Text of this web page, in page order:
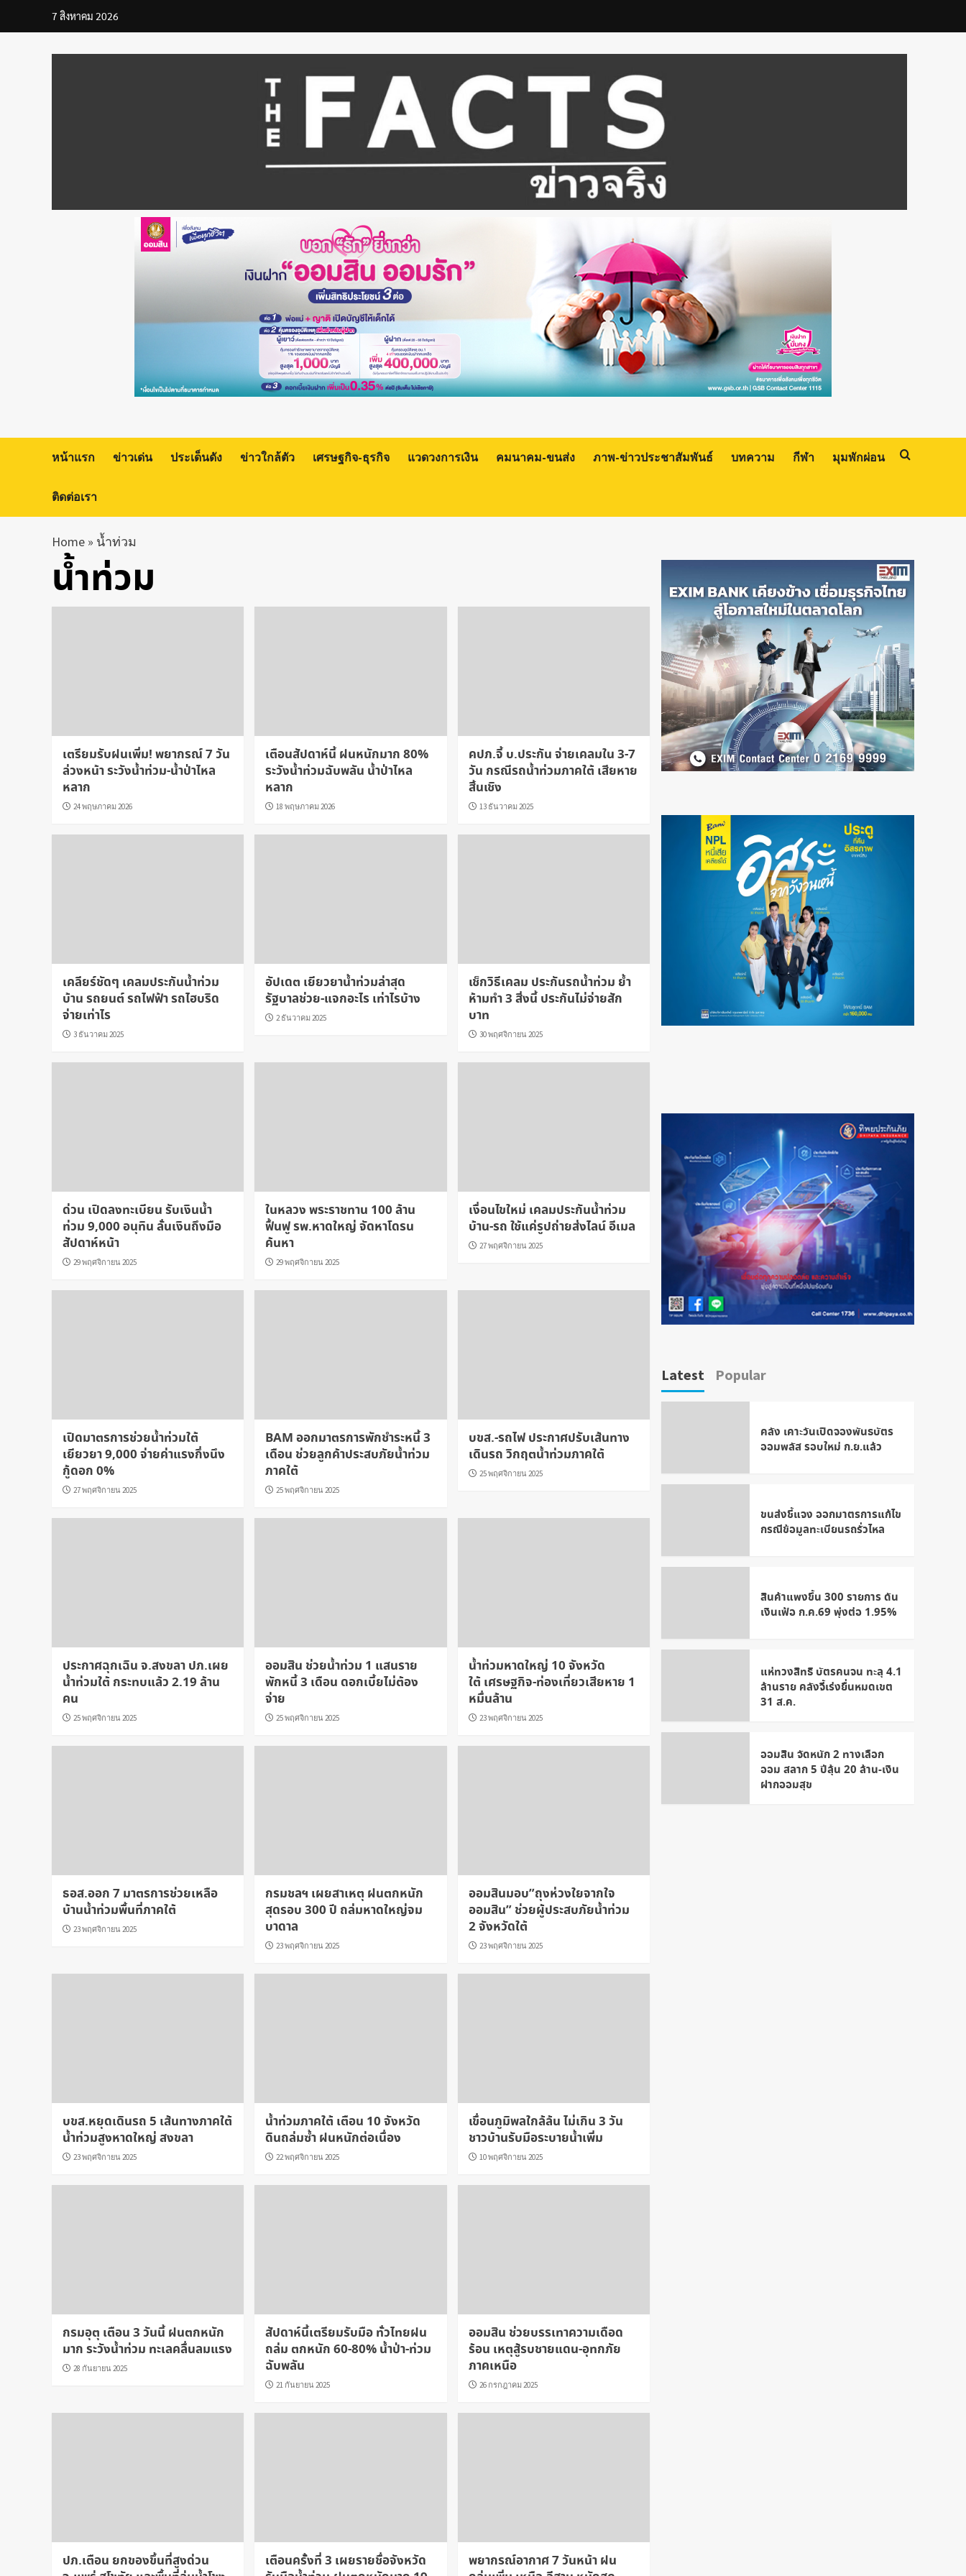
to
7 สิงหาคม 2026
หน้าแรก ข่าวเด่น ประเด็นดัง ข่าวใกล้ตัว เศรษฐกิจ-ธุรกิจ แวดวงการเงิน คมนาคม-ขนส่ง ภาพ-ข่าวประชาสัมพันธ์ บทความ กีฬา มุมพักผ่อน
ติดต่อเรา
Home » น้ำท่วม
น้ำท่วม
เตรียมรับฝนเพิ่ม! พยากรณ์ 7 วัน
ล่วงหน้า ระวังน้ำท่วม-น้ำป่าไหล
หลาก
24 พฤษภาคม 2026
เตือนสัปดาห์นี้ ฝนหนักมาก 80%
ระวังน้ำท่วมฉับพลัน น้ำป่าไหล
หลาก
18 พฤษภาคม 2026
คปภ.จี้ บ.ประกัน จ่ายเคลมใน 3-7
วัน กรณีรถน้ำท่วมภาคใต้ เสียหาย
สิ้นเชิง
13 ธันวาคม 2025
เคลียร์ชัดๆ เคลมประกันน้ำท่วม
บ้าน รถยนต์ รถไฟฟ้า รถไฮบริด
จ่ายเท่าไร
3 ธันวาคม 2025
อัปเดต เยียวยาน้ำท่วมล่าสุด
รัฐบาลช่วย-แจกอะไร เท่าไรบ้าง
2 ธันวาคม 2025
เช็กวิธีเคลม ประกันรถน้ำท่วม ย้ำ
ห้ามทำ 3 สิ่งนี้ ประกันไม่จ่ายสัก
บาท
30 พฤศจิกายน 2025
ด่วน เปิดลงทะเบียน รับเงินน้ำ
ท่วม 9,000 อนุทิน ลั่นเงินถึงมือ
สัปดาห์หน้า
29 พฤศจิกายน 2025
ในหลวง พระราชทาน 100 ล้าน
ฟื้นฟู รพ.หาดใหญ่ จัดหาโดรน
ค้นหา
29 พฤศจิกายน 2025
เงื่อนไขใหม่ เคลมประกันน้ำท่วม
บ้าน-รถ ใช้แค่รูปถ่ายส่งไลน์ อีเมล
27 พฤศจิกายน 2025
เปิดมาตรการช่วยน้ำท่วมใต้
เยียวยา 9,000 จ่ายค่าแรงกึ่งนึง
กู้ดอก 0%
27 พฤศจิกายน 2025
BAM ออกมาตรการพักชำระหนี้ 3
เดือน ช่วยลูกค้าประสบภัยน้ำท่วม
ภาคใต้
25 พฤศจิกายน 2025
บขส.-รถไฟ ประกาศปรับเส้นทาง
เดินรถ วิกฤตน้ำท่วมภาคใต้
25 พฤศจิกายน 2025
ประกาศฉุกเฉิน จ.สงขลา ปภ.เผย
น้ำท่วมใต้ กระทบแล้ว 2.19 ล้าน
คน
25 พฤศจิกายน 2025
ออมสิน ช่วยน้ำท่วม 1 แสนราย
พักหนี้ 3 เดือน ดอกเบี้ยไม่ต้อง
จ่าย
25 พฤศจิกายน 2025
น้ำท่วมหาดใหญ่ 10 จังหวัด
ใต้ เศรษฐกิจ-ท่องเที่ยวเสียหาย 1
หมื่นล้าน
23 พฤศจิกายน 2025
ธอส.ออก 7 มาตรการช่วยเหลือ
บ้านน้ำท่วมพื้นที่ภาคใต้
23 พฤศจิกายน 2025
กรมชลฯ เผยสาเหตุ ฝนตกหนัก
สุดรอบ 300 ปี ถล่มหาดใหญ่จม
บาดาล
23 พฤศจิกายน 2025
ออมสินมอบ”ถุงห่วงใยจากใจ
ออมสิน” ช่วยผู้ประสบภัยน้ำท่วม
2 จังหวัดใต้
23 พฤศจิกายน 2025
บขส.หยุดเดินรถ 5 เส้นทางภาคใต้
น้ำท่วมสูงหาดใหญ่ สงขลา
23 พฤศจิกายน 2025
น้ำท่วมภาคใต้ เตือน 10 จังหวัด
ดินถล่มซ้ำ ฝนหนักต่อเนื่อง
22 พฤศจิกายน 2025
เขื่อนภูมิพลใกล้ล้น ไม่เกิน 3 วัน
ชาวบ้านรับมือระบายน้ำเพิ่ม
10 พฤศจิกายน 2025
กรมอุตุ เตือน 3 วันนี้ ฝนตกหนัก
มาก ระวังน้ำท่วม ทะเลคลื่นลมแรง
28 กันยายน 2025
สัปดาห์นี้เตรียมรับมือ ทั่วไทยฝน
ถล่ม ตกหนัก 60-80% น้ำป่า-ท่วม
ฉับพลัน
21 กันยายน 2025
ออมสิน ช่วยบรรเทาความเดือด
ร้อน เหตุสู้รบชายแดน-อุทกภัย
ภาคเหนือ
26 กรกฎาคม 2025
ปภ.เตือน ยกของขึ้นที่สูงด่วน
เตือนครั้งที่ 3 เผยรายชื่อจังหวัด
พยากรณ์อากาศ 7 วันหน้า ฝน
Latest Popular
คลัง เคาะวันเปิดจองพันธบัตร
ออมพลัส รอบใหม่ ก.ย.แล้ว
ขนส่งชี้แจง ออกมาตรการแก้ไข
กรณีข้อมูลทะเบียนรถรั่วไหล
สินค้าแพงขึ้น 300 รายการ ดัน
เงินเฟ้อ ก.ค.69 พุ่งต่อ 1.95%
แห่ทวงสิทธิ บัตรคนจน ทะลุ 4.1
ล้านราย คลังจี้เร่งยื่นหมดเขต
31 ส.ค.
ออมสิน จัดหนัก 2 ทางเลือก
ออม สลาก 5 ปีลุ้น 20 ล้าน-เงิน
ฝากออมสุข